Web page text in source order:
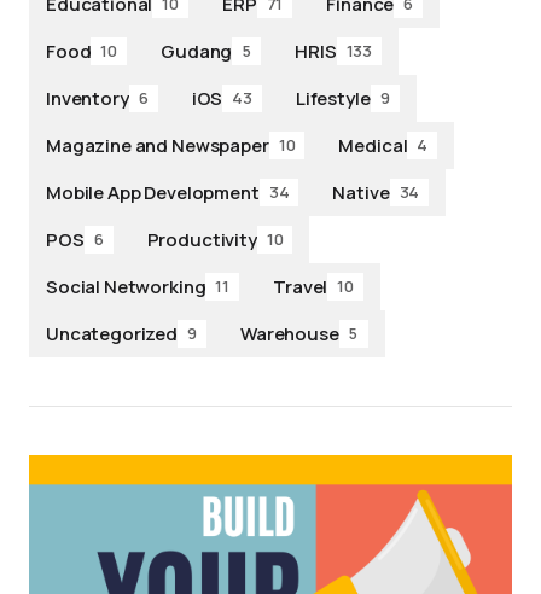
Food 10 Gudang 5 HRIS 133
Inventory 6 iOS 43 Lifestyle 9
Magazine and Newspaper 10 Medical 4
Mobile App Development 34 Native 34
POS 6 Productivity 10
Social Networking 11 Travel 10
Uncategorized 9 Warehouse 5